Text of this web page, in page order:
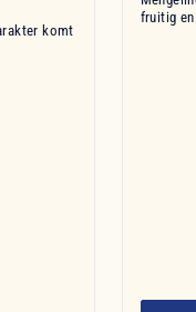
komt
fruitig